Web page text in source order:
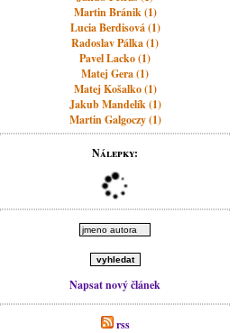
Martin Bránik (1)
Lucia Berdisová (1)
Radoslav Pálka (1)
Pavel Lacko (1)
Matej Gera (1)
Matej Košalko (1)
Jakub Mandelík (1)
Martin Galgoczy (1)
Nálepky:
Napsat nový článek
rss